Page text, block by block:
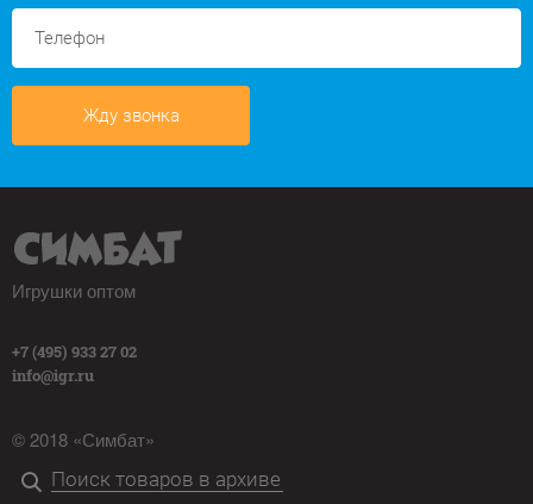
Жду звонка
Игрушки оптом
+7 (495) 933 27 02
info@igr.ru
© 2018 «Симбат»